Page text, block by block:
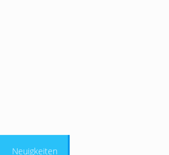
Neuigkeiten